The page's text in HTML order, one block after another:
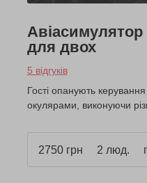
Авіасимулятор
для двох
5 відгуків
Гості опанують
окулярами, виконуючи
2750 грн 2 люд.